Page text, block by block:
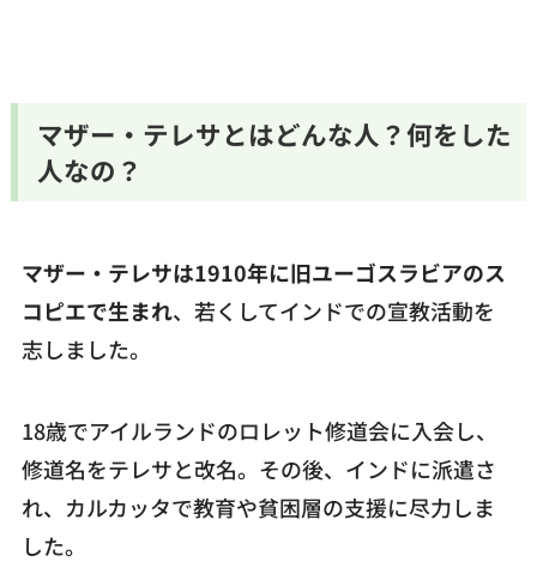
マザー・テレサとはどんな人？何をした
人なの？
マザー・テレサは1910年に旧ユーゴスラビアのス
コピエで生まれ、若くしてインドでの宣教活動を
志しました。
18歳でアイルランドのロレット修道会に入会し、
修道名をテレサと改名。その後、インドに派遣さ
れ、カルカッタで教育や貧困層の支援に尽力しま
した。